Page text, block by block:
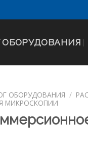
ОБОРУДОВАНИЯ
ОБОРУДОВАНИЯ /
МИКРОСКОПИИ